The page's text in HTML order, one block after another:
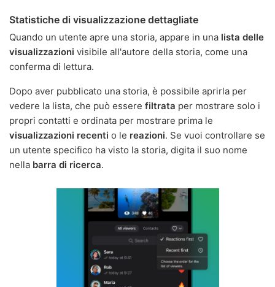
Statistiche di visualizzazione dettagliate
Quando un utente apre una storia, appare in una lista delle
visualizzazioni visibile all'autore della storia, come una
conferma di lettura.
Dopo aver pubblicato una storia, è possibile aprirla per
vedere la lista, che può essere filtrata per mostrare solo i
propri contatti e ordinata per mostrare prima le
visualizzazioni recenti o le reazioni. Se vuoi controllare se
un utente specifico ha visto la storia, digita il suo nome
nella barra di ricerca.